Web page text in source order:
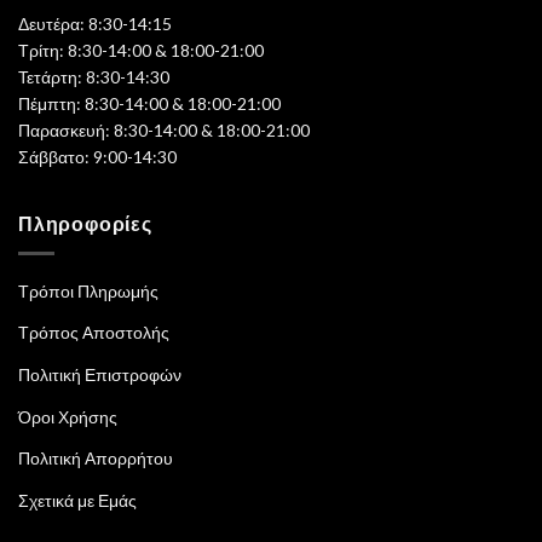
Δευτέρα: 8:30-14:15
Τρίτη: 8:30-14:00 & 18:00-21:00
Τετάρτη: 8:30-14:30
Πέμπτη: 8:30-14:00 & 18:00-21:00
Παρασκευή: 8:30-14:00 & 18:00-21:00
Σάββατο: 9:00-14:30
Πληροφορίες
Τρόποι Πληρωμής
Τρόπος Αποστολής
Πολιτική Επιστροφών
Όροι Χρήσης
Πολιτική Απορρήτου
Σχετικά με Εμάς